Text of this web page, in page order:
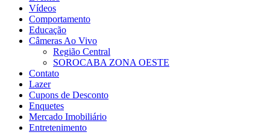
Vídeos
Comportamento
Educação
Câmeras Ao Vivo
Região Central
SOROCABA ZONA OESTE
Contato
Lazer
Cupons de Desconto
Enquetes
Mercado Imobiliário
Entretenimento